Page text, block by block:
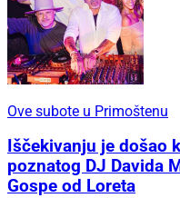
Ove subote u Primoštenu
Iščekivanju je došao
poznatog DJ Davida
Gospe od Loreta